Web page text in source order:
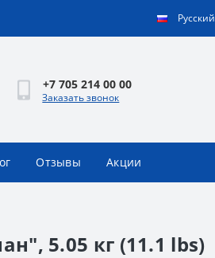
Русский
+7 705 214 00 00
Заказать звонок
Отзывы Акции
5.05 кг (11.1 lbs)